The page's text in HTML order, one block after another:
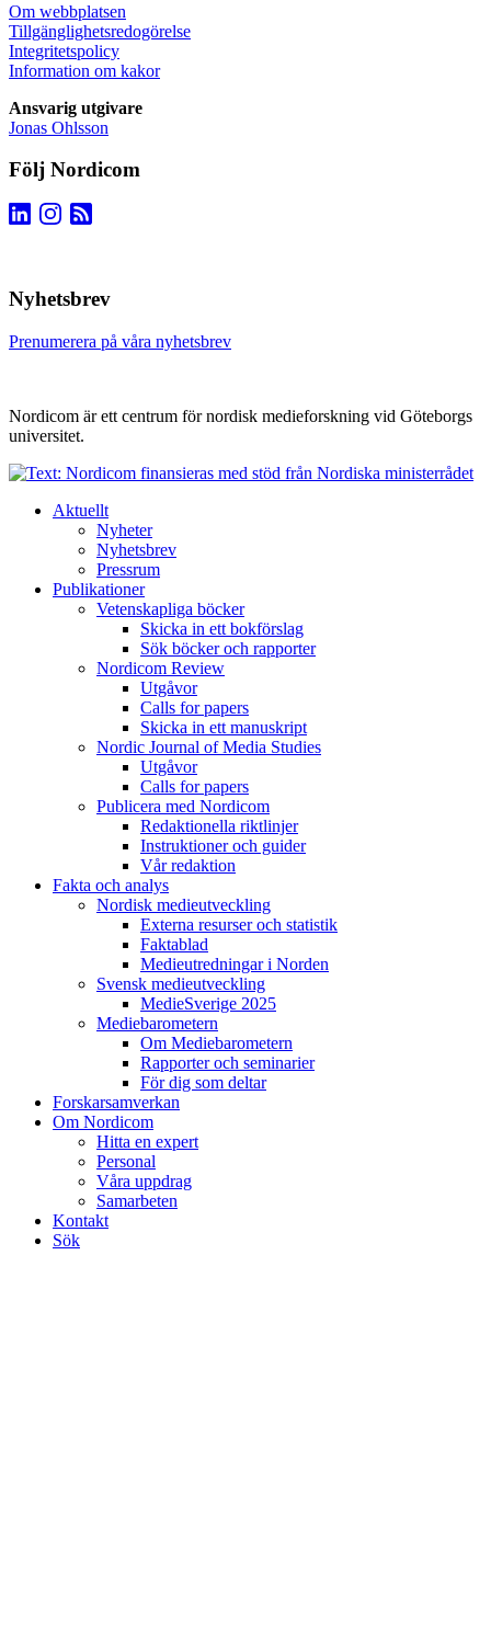
Om webbplatsen
Tillgänglighetsredogörelse
Integritetspolicy
Information om kakor
Ansvarig utgivare
Jonas Ohlsson
Följ Nordicom
Nyhetsbrev
Prenumerera på våra nyhetsbrev
Nordicom är ett centrum för nordisk medieforskning vid Göteborgs
universitet.
Aktuellt
Nyheter
Nyhetsbrev
Pressrum
Publikationer
Vetenskapliga böcker
Skicka in ett bokförslag
Sök böcker och rapporter
Nordicom Review
Utgåvor
Calls for papers
Skicka in ett manuskript
Nordic Journal of Media Studies
Utgåvor
Calls for papers
Publicera med Nordicom
Redaktionella riktlinjer
Instruktioner och guider
Vår redaktion
Fakta och analys
Nordisk medieutveckling
Externa resurser och statistik
Faktablad
Medieutredningar i Norden
Svensk medieutveckling
MedieSverige 2025
Mediebarometern
Om Mediebarometern
Rapporter och seminarier
För dig som deltar
Forskarsamverkan
Om Nordicom
Hitta en expert
Personal
Våra uppdrag
Samarbeten
Kontakt
Sök